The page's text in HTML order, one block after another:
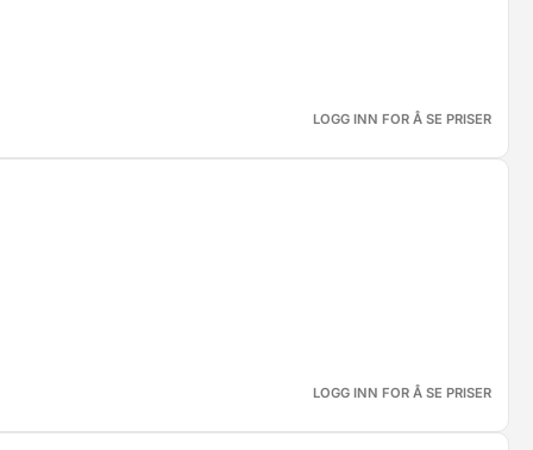
LOGG INN FOR Å SE PRISER
LOGG INN FOR Å SE PRISER